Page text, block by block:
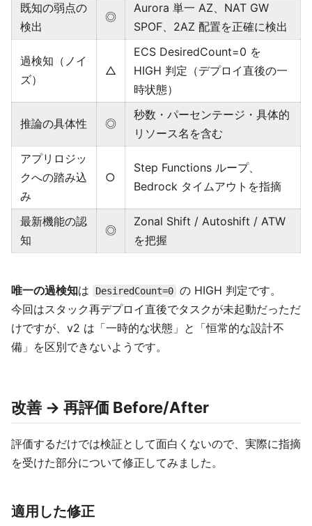
既知の弱点の
検出
◎
Aurora 単一 AZ、NAT GW
SPOF、2AZ 配置を正確に検出
過検知（ノイ
ズ）
△
ECS DesiredCount=0 を
HIGH 判定（デプロイ直後の一
時状態）
推論の具体性 ◎
秒数・パーセンテージ・具体的
リソース名を含む
アプリロジッ
クへの踏み込
み
○
Step Functions ループ、
Bedrock タイムアウトを指摘
最新機能の認
知
◎
Zonal Shift / Autoshift / ATW
を把握
唯一の過検知は DesiredCount=0 の HIGH 判定です。
今回はスタック再デプロイ直後でタスクが未起動だっただ
けですが、v2 は「一時的な状態」と「恒常的な設計不
備」を区別できないようです。
改善 → 再評価 Before/After
評価するだけでは検証として面白くないので、実際に指摘
を受けた部分について修正してみました。
適用した修正